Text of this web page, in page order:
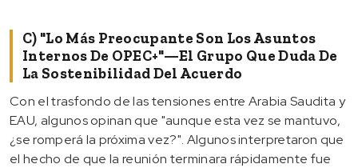
C) "Lo Más Preocupante Son Los Asuntos
Internos De OPEC+"—El Grupo Que Duda De
La Sostenibilidad Del Acuerdo
Con el trasfondo de las tensiones entre Arabia Saudita y
EAU, algunos opinan que "aunque esta vez se mantuvo,
¿se romperá la próxima vez?". Algunos interpretaron que
el hecho de que la reunión terminara rápidamente fue